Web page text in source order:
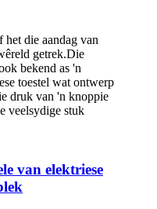
het die aandag van
getrek.Die
bekend as 'n
toestel wat ontwerp
druk van 'n knoppie
veelsydige stuk
van elektriese